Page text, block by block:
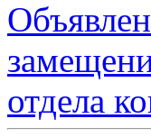
отдела